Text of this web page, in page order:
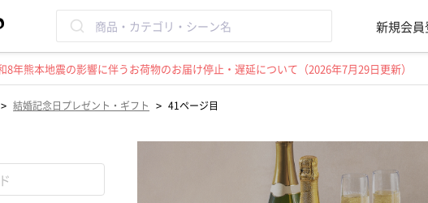
新規会員
8年熊本地震の影響に伴うお荷物のお届け停止・遅延について（2026年7月29日更新）
> 結婚記念日プレゼント・ギフト > 41ページ目